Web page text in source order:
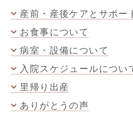
産前・産後ケアとサポー
お食事について
病室・設備について
入院スケジュールについ
里帰り出産
ありがとうの声